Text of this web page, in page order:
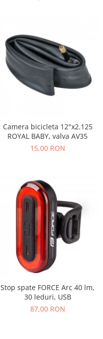
Camera bicicleta 12"x2.125
ROYAL BABY, valva AV35
15,00 RON
Stop spate FORCE Arc 40 lm,
30 leduri, USB
87,00 RON